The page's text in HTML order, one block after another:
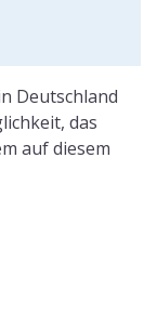
Deutschland
das
auf diesem